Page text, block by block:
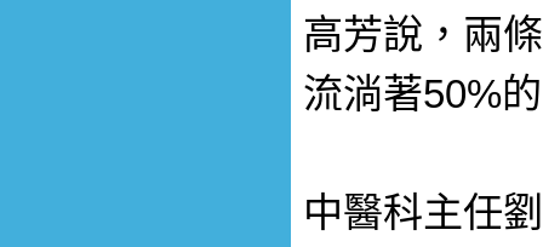
高芳說，兩
流淌著50%
中醫科主任